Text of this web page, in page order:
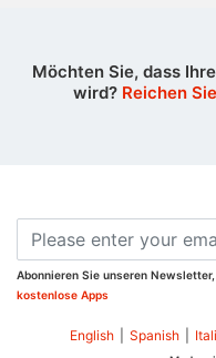
Möchten Sie, dass
wird? Reichen
Abonnieren Sie unseren
kostenlose Apps
English Spanish